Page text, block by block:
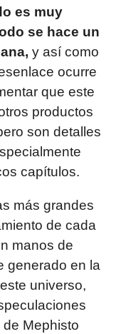
es muy
se hace un
y así como
ocurre
que este
productos
son detalles
capítulos.
más grandes
de cada
manos de
generado en la
universo,
Mephisto